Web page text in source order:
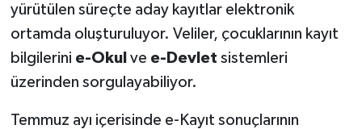
yürütülen süreçte aday kayıtlar elektronik
ortamda oluşturuluyor. Veliler, çocuklarının kayıt
bilgilerini e-Okul ve e-Devlet sistemleri
üzerinden sorgulayabiliyor.
Temmuz ayı içerisinde e-Kayıt sonuçlarının